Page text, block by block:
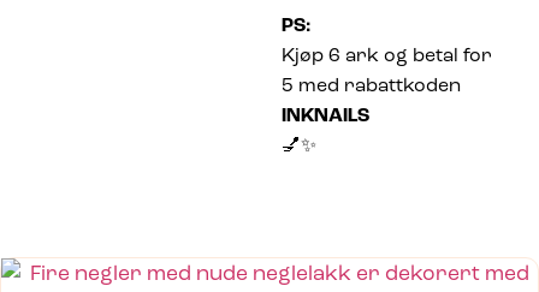
PS:
Kjøp 6 ark og betal for
5 med rabattkoden
INKNAILS
💅✨